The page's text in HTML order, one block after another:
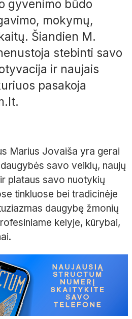
gyvenimo būdo
mokymų,
Šiandien M.
stebinti savo
ir naujais
pasakoja
Marius Jovaiša yra gerai
savo veiklų, naujų
plataus savo nuotykių
tinkluose bei tradicinėje
daugybę žmonių
kelyje, kūrybai,